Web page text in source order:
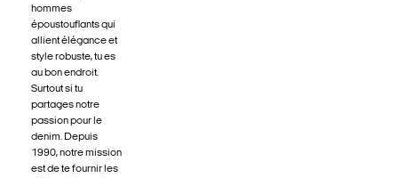
hommes
époustouflants qui
allient élégance et
style robuste, tu es
au bon endroit.
Surtout si tu
partages notre
passion pour le
denim. Depuis
1990, notre mission
est de te fournir les